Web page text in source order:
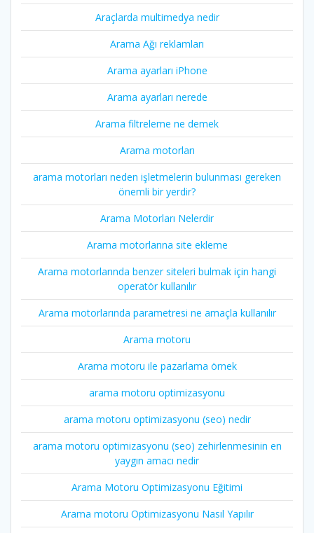
Araçlarda multimedya nedir
Arama Ağı reklamları
Arama ayarları iPhone
Arama ayarları nerede
Arama filtreleme ne demek
Arama motorları
arama motorları neden işletmelerin bulunması gereken
önemli bir yerdir?
Arama Motorları Nelerdir
Arama motorlarına site ekleme
Arama motorlarında benzer siteleri bulmak için hangi
operatör kullanılır
Arama motorlarında parametresi ne amaçla kullanılır
Arama motoru
Arama motoru ile pazarlama örnek
arama motoru optimizasyonu
arama motoru optimizasyonu (seo) nedir
arama motoru optimizasyonu (seo) zehirlenmesinin en
yaygın amacı nedir
Arama Motoru Optimizasyonu Eğitimi
Arama motoru Optimizasyonu Nasıl Yapılır